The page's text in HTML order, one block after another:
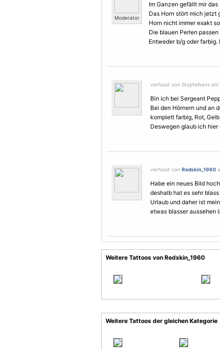
Moderator
Im Ganzen gefällt mir
Das Horn stört mich jetzt
Horn nicht immer exakt
Die blauen Perlen
Entweder b/g oder farbig.
verfasst von Stupfelhans
Bin ich bei Sergeant
Bei den Hörnern und an
komplett farbig, Rot,
Deswegen glaub ich
verfasst von Redskin_1960
Habe ein neues Bild
deshalb hat es sehr
Urlaub und daher ist
etwas blasser aussehen
Weitere Tattoos von Redskin_1960
Weitere Tattoos der gleichen Kategorie